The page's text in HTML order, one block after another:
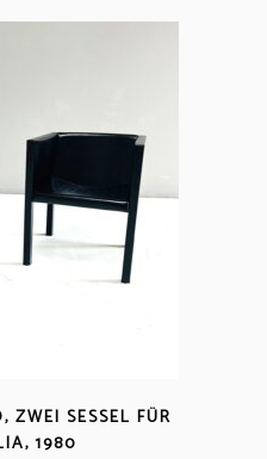
ZWEI SESSEL FÜR
1980